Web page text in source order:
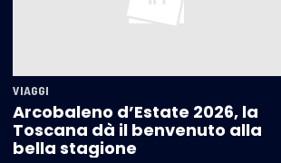
VIAGGI
Arcobaleno d’Estate 2026, la
Toscana dà il benvenuto alla
bella stagione